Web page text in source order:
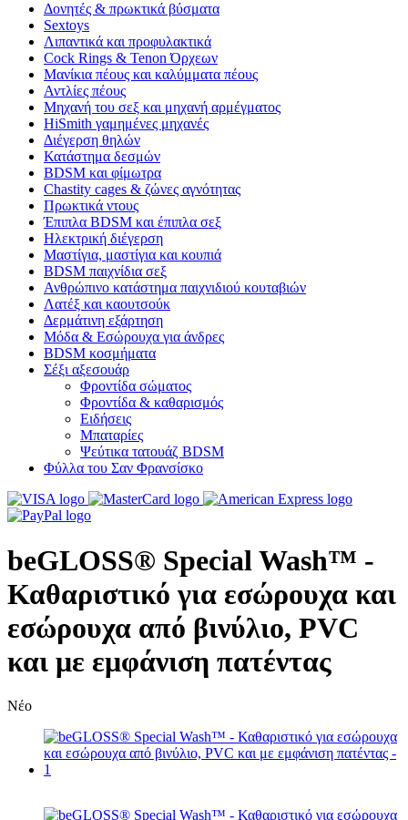
Δονητές & πρωκτικά βύσματα
Sextoys
Λιπαντικά και προφυλακτικά
Cock Rings & Tenon Όρχεων
Μανίκια πέους και καλύμματα πέους
Αντλίες πέους
Μηχανή του σεξ και μηχανή αρμέγματος
HiSmith γαμημένες μηχανές
Διέγερση θηλών
Κατάστημα δεσμών
BDSM και φίμωτρα
Chastity cages & ζώνες αγνότητας
Πρωκτικά ντους
Έπιπλα BDSM και έπιπλα σεξ
Ηλεκτρική διέγερση
Μαστίγια, μαστίγια και κουπιά
BDSM παιχνίδια σεξ
Ανθρώπινο κατάστημα παιχνιδιού κουταβιών
Λατέξ και καουτσούκ
Δερμάτινη εξάρτηση
Μόδα & Εσώρουχα για άνδρες
BDSM κοσμήματα
Σέξι αξεσουάρ
Φροντίδα σώματος
Φροντίδα & καθαρισμός
Ειδήσεις
Μπαταρίες
Ψεύτικα τατουάζ BDSM
Φύλλα του Σαν Φρανσίσκο
beGLOSS® Special Wash™ -
Καθαριστικό για εσώρουχα και
εσώρουχα από βινύλιο, PVC
και με εμφάνιση πατέντας
Νέο